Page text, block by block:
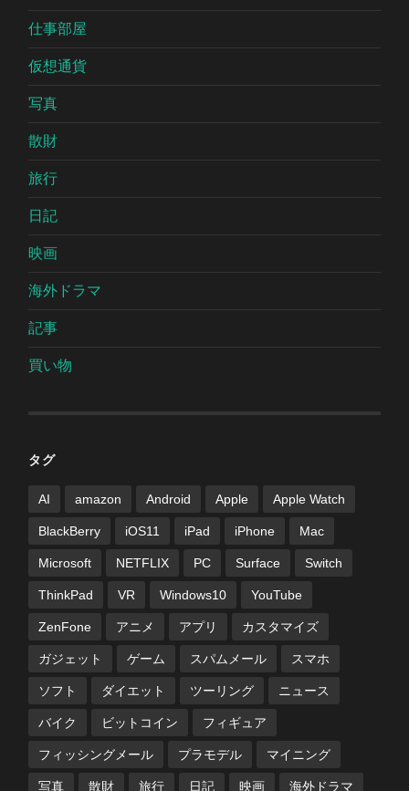
仕事部屋
仮想通貨
写真
散財
旅行
日記
映画
海外ドラマ
記事
買い物
タグ
AI amazon Android Apple Apple Watch
BlackBerry iOS11 iPad iPhone Mac
Microsoft NETFLIX PC Surface Switch
ThinkPad VR Windows10 YouTube
ZenFone アニメ アプリ カスタマイズ
ガジェット ゲーム スパムメール スマホ
ソフト ダイエット ツーリング ニュース
バイク ビットコイン フィギュア
フィッシングメール プラモデル マイニング
写真 散財 旅行 日記 映画 海外ドラマ